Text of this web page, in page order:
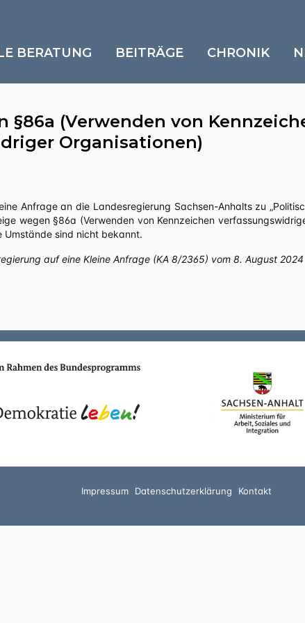
BERATUNG BEITRÄGE CHRONIK
§86a (Verwenden von
Organisationen)
wegen §86a (Verwenden von Kennzeichen
sind nicht bekannt.
auf eine Kleine Anfrage (KA 8/2365) vom 8. August 2024
Impressum Datenschutzerklärung Kontakt